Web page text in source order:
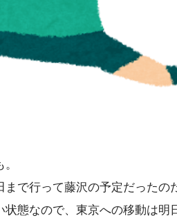
で行って藤沢の予定だったの
態なので、東京への移動は明